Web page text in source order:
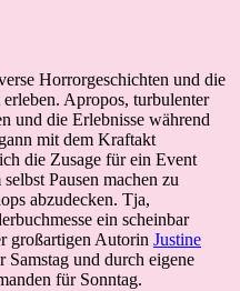
Horrorgeschichten und die
Apropos, turbulenter
und die Erlebnisse während
mit dem Kraftakt
die Zusage für ein Event
Pausen machen zu
abzudecken. Tja,
ein scheinbar
großartigen Autorin Justine
Samstag und durch eigene
für Sonntag.